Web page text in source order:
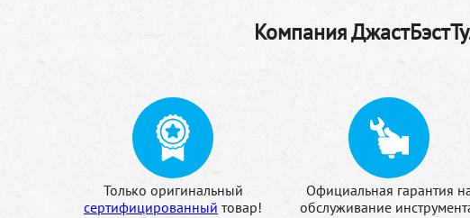
Компания
Только оригинальный
сертифицированный товар!
Официальная гарантия
обслуживание